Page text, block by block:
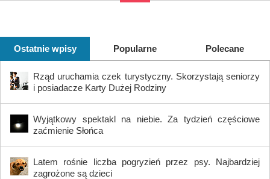
Ostatnie wpisy Popularne Polecane
Rząd uruchamia czek turystyczny. Skorzystają seniorzy
i posiadacze Karty Dużej Rodziny
Wyjątkowy spektakl na niebie. Za tydzień częściowe
zaćmienie Słońca
Latem rośnie liczba pogryzień przez psy. Najbardziej
zagrożone są dzieci